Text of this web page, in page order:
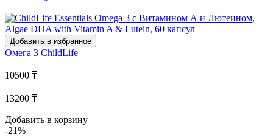
Добавить в избранное
Омега 3 ChildLife
10500 ₸
13200 ₸
Добавить в корзину
-21%